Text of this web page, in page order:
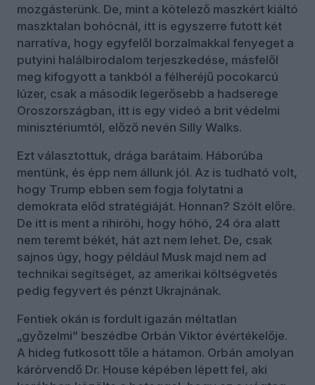
mozgásterünk. De, mint a kötelező maszkért kiáltó
maszktalan bohócnál, itt is egyszerre futott két
narratíva, hogy egyfelől borzalmakkal fenyeget a
putyini halálbirodalom terjeszkedése, másfelől
meg kifogyott a tankból a félheréjű pocokarcú
lúzer, csak a második legerősebb a hadserege
Oroszországban, itt is egy videó a brit védelmi
minisztériumtól, előző nevén Silly Walks.
Ezt választottuk, drága barátaim. Háborúba
mentünk, és épp nem állunk jól. Az is tudható volt,
hogy Trump ebben sem fogja folytatni a
demokrata előd stratégiáját. Honnan? Szólt előre.
De itt is ment a rihiröhi, hogy höhö, 24 óra alatt
nem teremt békét, hát azt nem lehet. De, csak
sajnos úgy, hogy például Musk majd nem ad
technikai segítséget, az amerikai költségvetés
pedig fegyvert és pénzt Ukrajnának.
Fentiek okán is fordult igazán méltatlan
„győzelmi” beszédbe Orbán Viktor évértékelője.
A hideg futkosott tőle a hátamon. Orbán amolyan
kárörvendő Dr. House képében lépett fel, aki